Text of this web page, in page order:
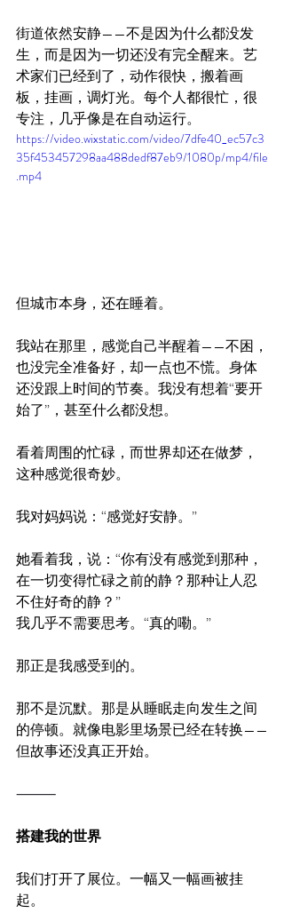
街道依然安静——不是因为什么都没发
生，而是因为一切还没有完全醒来。艺
术家们已经到了，动作很快，搬着画
板，挂画，调灯光。每个人都很忙，很
专注，几乎像是在自动运行。
https://video.wixstatic.com/video/7dfe40_ec57c3
35f453457298aa488dedf87eb9/1080p/mp4/file
.mp4
但城市本身，还在睡着。
我站在那里，感觉自己半醒着——不困，
也没完全准备好，却一点也不慌。身体
还没跟上时间的节奏。我没有想着“要开
始了”，甚至什么都没想。
看着周围的忙碌，而世界却还在做梦，
这种感觉很奇妙。
我对妈妈说：“感觉好安静。”
她看着我，说：“你有没有感觉到那种，
在一切变得忙碌之前的静？那种让人忍
不住好奇的静？”
我几乎不需要思考。“真的嘞。”
那正是我感受到的。
那不是沉默。那是从睡眠走向发生之间
的停顿。就像电影里场景已经在转换——
但故事还没真正开始。
⸻
搭建我的世界
我们打开了展位。一幅又一幅画被挂
起。